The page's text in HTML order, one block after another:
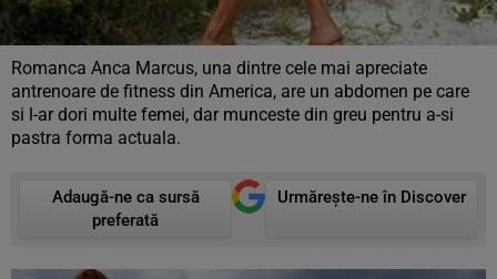
Romanca Anca Marcus, una dintre cele mai apreciate
antrenoare de fitness din America, are un abdomen pe care
si l-ar dori multe femei, dar munceste din greu pentru a-si
pastra forma actuala.
Adaugă-ne ca sursă
preferată
Urmărește-ne în Discover